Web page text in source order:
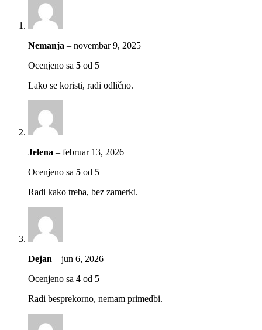
Nemanja – novembar 9, 2025
Ocenjeno sa 5 od 5
Lako se koristi, radi odlično.
Jelena – februar 13, 2026
Ocenjeno sa 5 od 5
Radi kako treba, bez zamerki.
Dejan – jun 6, 2026
Ocenjeno sa 4 od 5
Radi besprekorno, nemam primedbi.